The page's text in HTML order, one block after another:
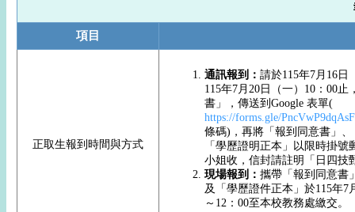
項目
正取生報到時間與方式
通訊報到： 請於115年7月16日
115年7月20日（一）10：00止
書」，傳送到Google 表單(
https://forms.gle/
條碼)，再將「報到同意書」
「學歷證明正本」以限時掛號
小姐收，信封請註明「日四技
現場報到： 攜帶「報到同意書
及「學歷證件正本」於115年7
～12：00至本校教務處繳交。